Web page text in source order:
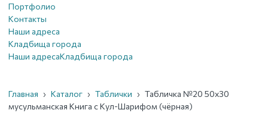
Портфолио
Контакты
Наши адреса
Кладбища города
Наши адресаКладбища города
Главная › Каталог › Таблички › Табличка №20 50х30
мусульманская Книга с Кул-Шарифом (чёрная)